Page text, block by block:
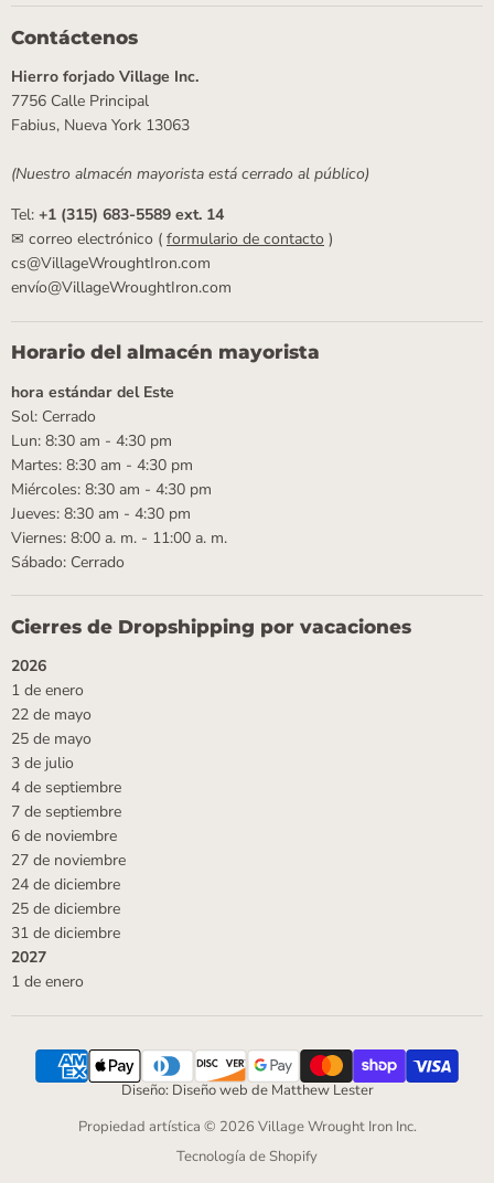
Contáctenos
Hierro forjado Village Inc.
7756 Calle Principal
Fabius, Nueva York 13063
(Nuestro almacén mayorista está cerrado al público)
Tel: +1 (315) 683-5589 ext. 14
✉ correo electrónico ( formulario de contacto )
cs@VillageWroughtIron.com
envío@VillageWroughtIron.com
Horario del almacén mayorista
hora estándar del Este
Sol: Cerrado
Lun: 8:30 am - 4:30 pm
Martes: 8:30 am - 4:30 pm
Miércoles: 8:30 am - 4:30 pm
Jueves: 8:30 am - 4:30 pm
Viernes: 8:00 a. m. - 11:00 a. m.
Sábado: Cerrado
Cierres de Dropshipping por vacaciones
2026
1 de enero
22 de mayo
25 de mayo
3 de julio
4 de septiembre
7 de septiembre
6 de noviembre
27 de noviembre
24 de diciembre
25 de diciembre
31 de diciembre
2027
1 de enero
Diseño: Diseño web de Matthew Lester
Propiedad artística © 2026 Village Wrought Iron Inc.
Tecnología de Shopify